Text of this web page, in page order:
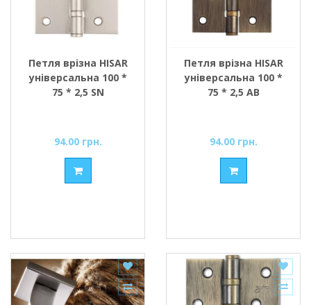
Петля врізна HISAR
універсальна 100 *
75 * 2,5 SN
94.00 грн.
Петля врізна HISAR
універсальна 100 *
75 * 2,5 АВ
94.00 грн.